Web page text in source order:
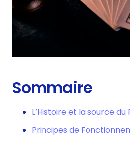
Sommaire
L’Histoire et la source du
Principes de